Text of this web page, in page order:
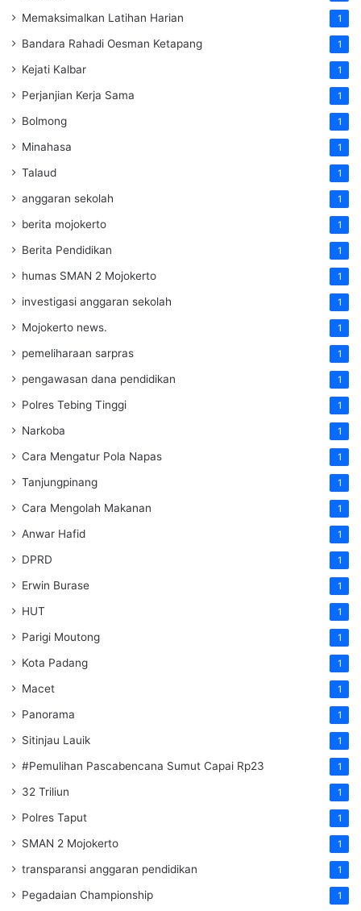
Memaksimalkan Latihan Harian 1
Bandara Rahadi Oesman Ketapang 1
Kejati Kalbar 1
Perjanjian Kerja Sama 1
Bolmong 1
Minahasa 1
Talaud 1
anggaran sekolah 1
berita mojokerto 1
Berita Pendidikan 1
humas SMAN 2 Mojokerto 1
investigasi anggaran sekolah 1
Mojokerto news. 1
pemeliharaan sarpras 1
pengawasan dana pendidikan 1
Polres Tebing Tinggi 1
Narkoba 1
Cara Mengatur Pola Napas 1
Tanjungpinang 1
Cara Mengolah Makanan 1
Anwar Hafid 1
DPRD 1
Erwin Burase 1
HUT 1
Parigi Moutong 1
Kota Padang 1
Macet 1
Panorama 1
Sitinjau Lauik 1
#Pemulihan Pascabencana Sumut Capai Rp23 1
32 Triliun 1
Polres Taput 1
SMAN 2 Mojokerto 1
transparansi anggaran pendidikan 1
Pegadaian Championship 1